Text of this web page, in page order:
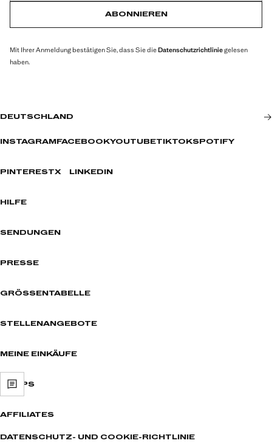
ABONNIEREN
Mit Ihrer Anmeldung bestätigen Sie, dass Sie dieDatenschutzrichtliniegelesen
haben.
DEUTSCHLAND
INSTAGRAM FACEBOOKYOUTUBETIKTOKSPOTIFY
PINTERESTX LINKEDIN
HILFE
SENDUNGEN
PRESSE
GRÖSSENTABELLE
STELLENANGEBOTE
MEINE EINKÄUFE
SHOPS
AFFILIATES
DATENSCHUTZ- UND COOKIE-RICHTLINIE